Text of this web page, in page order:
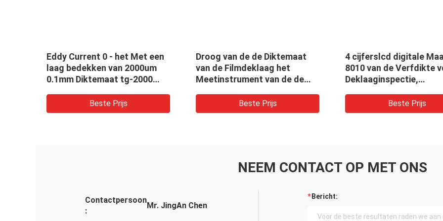
De nauwkeurige Maat van de
Deklaagdikte paste
Automobielmaat tg-2100 van
Tg-8010 de Grote LCD Maat
van de de Deklaagdikte van
het Vertoningspoeder
TG8829F de Maat van de de
Deklaagdikte van 12
mm/12000micron-
NEEM CONTACT OP MET ONS
Contactpersoon
:
Mr. JingAn Chen
Bericht: